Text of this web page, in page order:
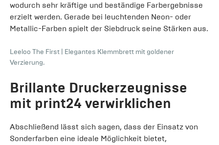
wodurch sehr kräftige und beständige Farbergebnisse
erzielt werden. Gerade bei leuchtenden Neon- oder
Metallic-Farben spielt der Siebdruck seine Stärken aus.
Leeloo The First
Elegantes Klemmbrett mit goldener
Verzierung.
Brillante Druckerzeugnisse
mit print24 verwirklichen
Abschließend lässt sich sagen, dass der Einsatz von
Sonderfarben eine ideale Möglichkeit bietet,